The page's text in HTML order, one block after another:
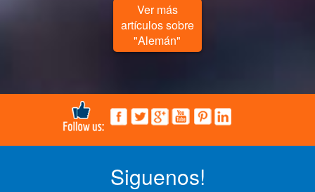
Ver más
artículos sobre
"Alemán"
Siguenos!